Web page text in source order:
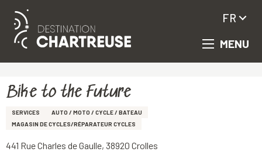
Aller
principal
MENU
FR
Bike to the Future
SERVICES
AUTO / MOTO / CYCLE / BATEAU
MAGASIN DE CYCLES/RÉPARATEUR CYCLES
441 Rue Charles de Gaulle, 38920 Crolles